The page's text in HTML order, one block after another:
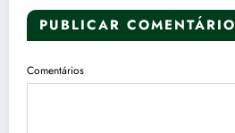
PUBLICAR COMENTÁRIO
Comentários